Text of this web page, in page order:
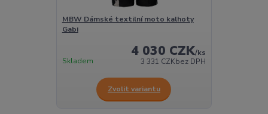
MBW Dámské textilní moto kalhoty
Gabi
4 030 CZK/ks
3 331 CZKbez DPH
Skladem
Zvolit variantu